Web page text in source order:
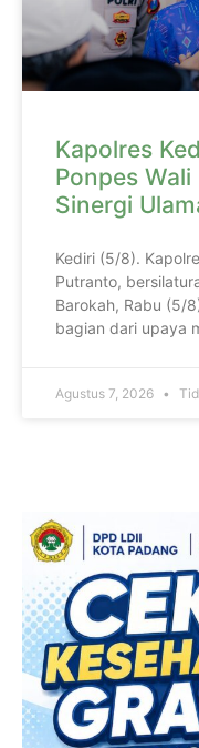
Kapolres
Ponpes
Sinergi
Kediri (5/8).
Putranto,
Barokah, Rabu (5/
bagian dari upaya
Agustus 7, 2026